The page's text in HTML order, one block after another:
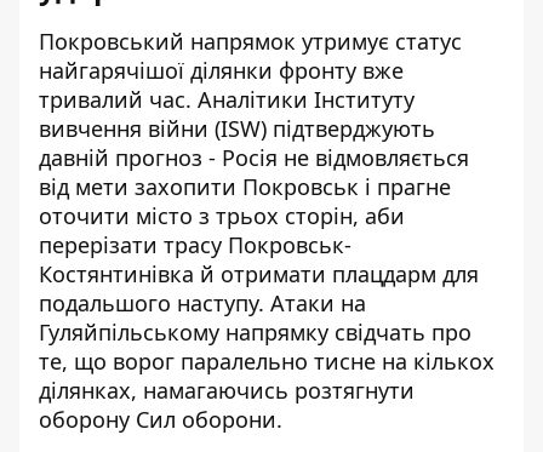
Покровський напрямок утримує статус
найгарячішої ділянки фронту вже
тривалий час. Аналітики Інституту
вивчення війни (ISW) підтверджують
давній прогноз - Росія не відмовляється
від мети захопити Покровськ і прагне
оточити місто з трьох сторін, аби
перерізати трасу Покровськ-
Костянтинівка й отримати плацдарм для
подальшого наступу. Атаки на
Гуляйпільському напрямку свідчать про
те, що ворог паралельно тисне на кількох
ділянках, намагаючись розтягнути
оборону Сил оборони.